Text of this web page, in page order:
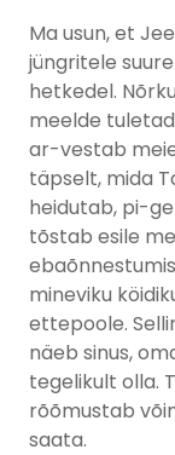
Ma usun, et
jüngritele
hetkedel.
meelde
ar-vestab
täpselt, mida
heidutab, pi-
tõstab esile
mineviku
ettepoole.
näeb sinus,
tegelikult olla.
rõõmustab
saata.